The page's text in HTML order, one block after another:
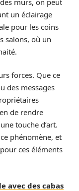
un éclairage
pour les coins
salons, où un
forces. Que ce
des messages
de rendre
touche d’art.
phénomène, et
ces éléments
avec des cabas